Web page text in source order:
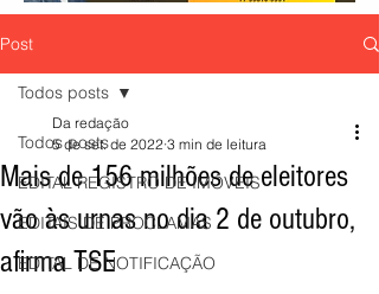
Post
Todos posts
EDITAL REGISTRO DE IMÓVEIS
EDITAIS DE PROCLAMAS
EDITAL DE NOTIFICAÇÃO
Todos posts
Mais de 156 milhões de eleitores
vão às urnas no dia 2 de outubro,
afirma TSE
Da redação
5 de set. de 2022 3 min de leitura